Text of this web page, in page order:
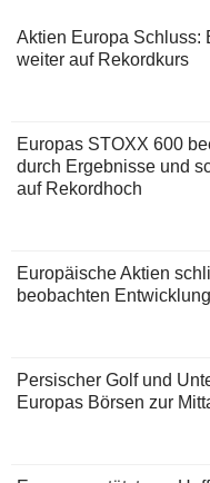
Aktien Europa Schluss:
weiter auf Rekordkurs
Europas STOXX 600
durch Ergebnisse und
auf Rekordhoch
Europäische Aktien
beobachten
Persischer Golf und
Europas Börsen zur